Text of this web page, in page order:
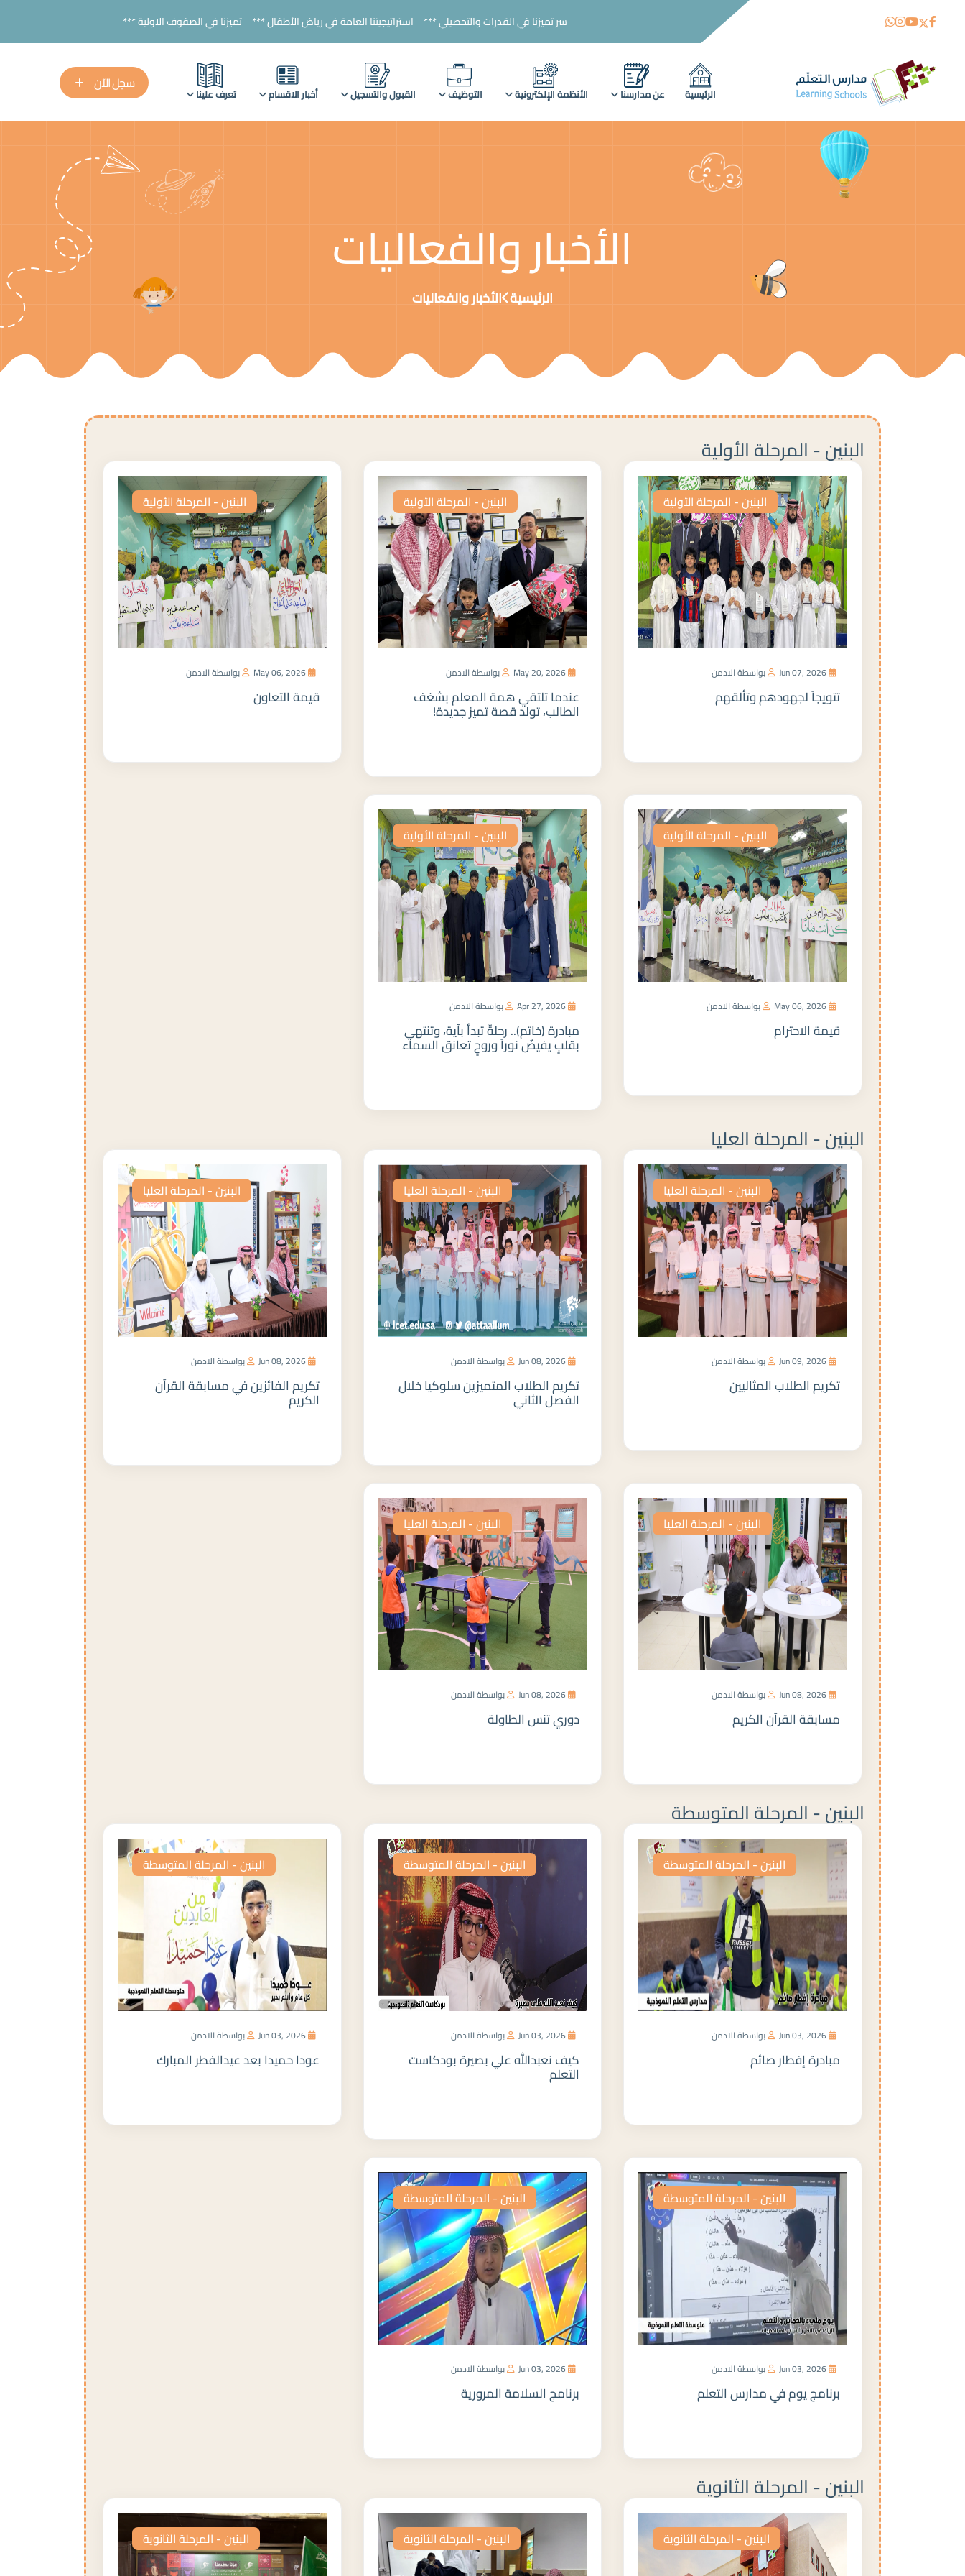
سر تميزنا في القدرات والتحصيلي *** استراتيجيتنا العامة في رياض الأطفال *** تميزنا في الصفوف الاولية ***
الرئيسية عن مدارسنا الأنظمة الإلكترونية التوظيف القبول والتسجيل أخبار الاقسام تعرف علينا
سجل الآن
الأخبار والفعاليات
الرئيسية الأخبار والفعاليات
البنين - المرحلة الأولية
البنين - المرحلة الأولية
بواسطة الادمن
تتويجاً لجهودهم وتألقهم
البنين - المرحلة الأولية
May 20, 2026 بواسطة الادمن
عندما تلتقي همة المعلم بشغف
الطالب، تولد قصة تميز جديدة!
البنين - المرحلة الأولية
May 06, 2026 بواسطة الادمن
قيمة التعاون
البنين - المرحلة الأولية
بواسطة الادمن
قيمة الاحترام
البنين - المرحلة الأولية
Apr 27, 2026 بواسطة الادمن
مبادرة (خاتم).. رحلةٌ تبدأ بآية، وتنتهي
بقلبٍ يفيضُ نوراً وروحٍ تعانق السماء
البنين - المرحلة العليا
البنين - المرحلة العليا
بواسطة الادمن
تكريم الطلاب المثاليين
البنين - المرحلة العليا
Jun 08, 2026 بواسطة الادمن
تكريم الطلاب المتميزين سلوكيا خلال
الفصل الثاني
البنين - المرحلة العليا
Jun 08, 2026 بواسطة الادمن
تكريم الفائزين في مسابقة القرآن
الكريم
البنين - المرحلة العليا
بواسطة الادمن
مسابقة القرآن الكريم
البنين - المرحلة العليا
Jun 08, 2026 بواسطة الادمن
دوري تنس الطاولة
البنين - المرحلة المتوسطة
البنين - المرحلة المتوسطة
بواسطة الادمن
مبادرة إفطار صائم
البنين - المرحلة المتوسطة
Jun 03, 2026 بواسطة الادمن
كيف نعبدالله علي بصيرة بودكاست
التعلم
البنين - المرحلة المتوسطة
Jun 03, 2026 بواسطة الادمن
عودا حميدا بعد عيدالفطر المبارك
البنين - المرحلة المتوسطة
بواسطة الادمن
برنامج يوم في مدارس التعلم
البنين - المرحلة المتوسطة
Jun 03, 2026 بواسطة الادمن
برنامج السلامة المرورية
البنين - المرحلة الثانوية
البنين - المرحلة الثانوية البنين - المرحلة الثانوية البنين - المرحلة الثانوية